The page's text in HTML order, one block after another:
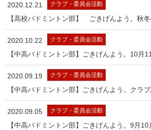
2020.12.21 クラブ・委員会活動
2020.10.22 クラブ・委員会活動
2020.09.19 クラブ・委員会活動
2020.09.05 クラブ・委員会活動